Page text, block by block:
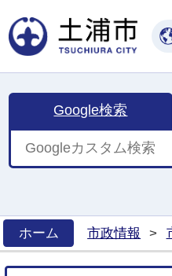
Google検索
ホーム
市政情報 >